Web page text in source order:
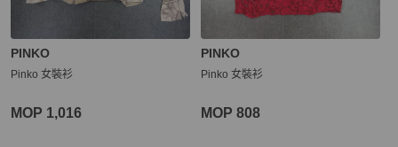
PINKO
Pinko 女裝衫
MOP 1,016
PINKO
Pinko 女裝衫
MOP 808